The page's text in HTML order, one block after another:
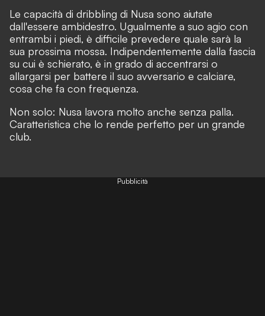
Le capacità di dribbling di Nusa sono aiutate
dall'essere ambidestro. Ugualmente a suo agio con
entrambi i piedi, è difficile prevedere quale sarà la
sua prossima mossa. Indipendentemente dalla fascia
su cui è schierato, è in grado di accentrarsi o
allargarsi per battere il suo avversario e calciare,
cosa che fa con frequenza.
Non solo: Nusa lavora molto anche senza palla.
Caratteristica che lo rende perfetto per un grande
club.
Pubblicità